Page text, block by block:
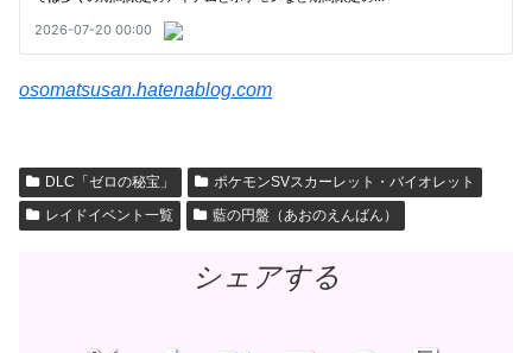
osomatsusan.hatenablog.com
DLC「ゼロの秘宝」
ポケモンSVスカーレット・バイオレット
レイドイベント一覧
藍の円盤（あおのえんばん）
シェアする